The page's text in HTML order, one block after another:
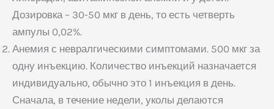
Дозировка – 30-50 мкг в день, то есть четверть
ампулы 0,02%.
Анемия с невралгическими симптомами. 500 мкг за
одну инъекцию. Количество инъекций назначается
индивидуально, обычно это 1 инъекция в день.
Сначала, в течение недели, уколы делаются